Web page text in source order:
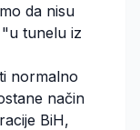
da nisu
tunelu iz
normalno
način
BiH,